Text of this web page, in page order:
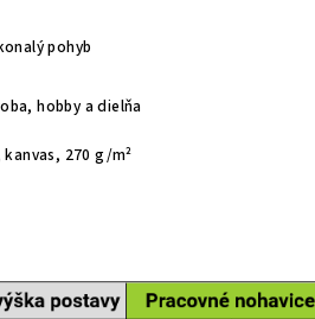
pohyb
hobby a dielňa
270 g/m²